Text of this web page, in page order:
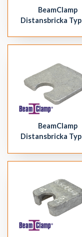
BeamClamp
Distansbricka Typ
BeamClamp
Distansbricka Typ